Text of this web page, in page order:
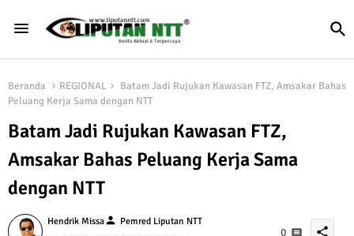
Beranda REGIONAL
Batam Jadi Rujukan Kawasan FTZ, Amsakar Bahas
Peluang Kerja Sama dengan NTT
Batam Jadi Rujukan Kawasan FTZ,
Amsakar Bahas Peluang Kerja Sama
dengan NTT
Hendrik Missaperson Pemred Liputan NTT
0 share